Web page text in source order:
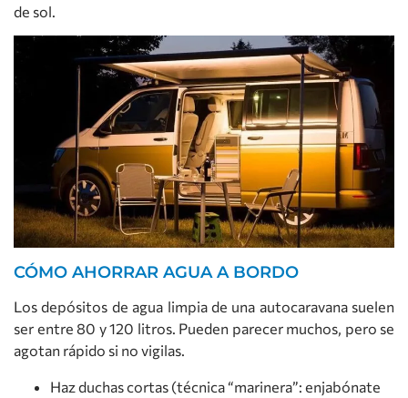
de sol.
CÓMO AHORRAR AGUA A BORDO
Los depósitos de agua limpia de una autocaravana suelen
ser entre 80 y 120 litros. Pueden parecer muchos, pero se
agotan rápido si no vigilas.
Haz duchas cortas (técnica “marinera”: enjabónate